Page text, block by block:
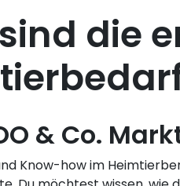
die
& Co.
Know-how im